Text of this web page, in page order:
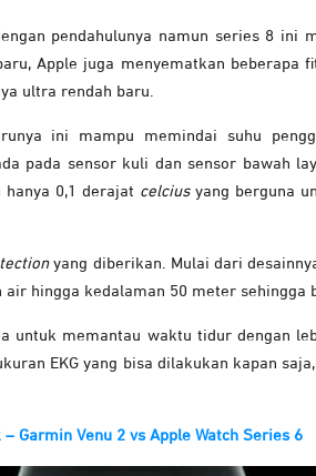
pendahulunya namun series 8 ini
Apple juga menyematkan beberapa
ultra rendah baru.
ini mampu memindai suhu
pada sensor kuli dan sensor bawah
hanya 0,1 derajat celciusyang berguna
yang diberikan. Mulai dari
air hingga kedalaman 50 meter sehingga
untuk memantau waktu tidur dengan
EKG yang bisa dilakukan kapan
Garmin Venu 2 vs Apple Watch Series 6